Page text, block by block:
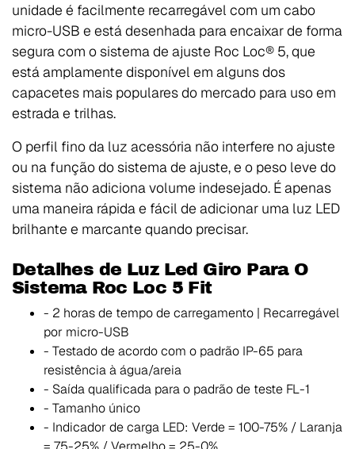
unidade é facilmente recarregável com um cabo
micro-USB e está desenhada para encaixar de forma
segura com o sistema de ajuste Roc Loc® 5, que
está amplamente disponível em alguns dos
capacetes mais populares do mercado para uso em
estrada e trilhas.
O perfil fino da luz acessória não interfere no ajuste
ou na função do sistema de ajuste, e o peso leve do
sistema não adiciona volume indesejado. É apenas
uma maneira rápida e fácil de adicionar uma luz LED
brilhante e marcante quando precisar.
Detalhes de Luz Led Giro Para O
Sistema Roc Loc 5 Fit
- 2 horas de tempo de carregamento | Recarregável
por micro-USB
- Testado de acordo com o padrão IP-65 para
resistência à água/areia
- Saída qualificada para o padrão de teste FL-1
- Tamanho único
- Indicador de carga LED: Verde = 100-75% / Laranja